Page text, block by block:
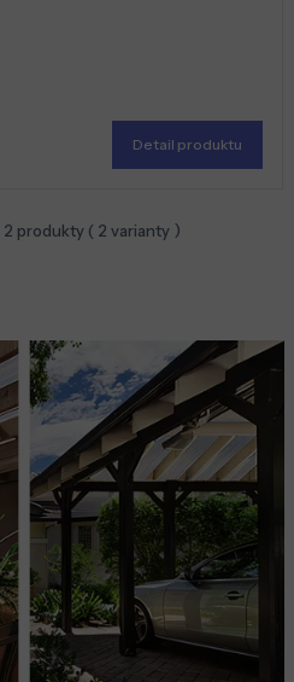
Detail produktu
2 produkty ( 2 varianty )